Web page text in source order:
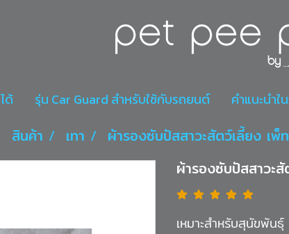
ด้ รุ่น Car Guard สำหรับใช้กับรถยนต์ คำแนะนำใ
สินค้า เทา
ผ้ารองซับปัสสาวะสัตว์เลี้ยง
ผ้ารองซับปัสสาว
เหมาะสำหรับสุนัขพั